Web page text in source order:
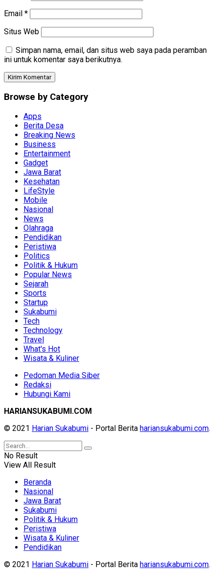
Email *
Situs Web
Simpan nama, email, dan situs web saya pada peramban
ini untuk komentar saya berikutnya.
Browse by Category
Apps
Berita Desa
Breaking News
Business
Entertainment
Gadget
Jawa Barat
Kesehatan
LifeStyle
Mobile
Nasional
News
Olahraga
Pendidikan
Peristiwa
Politics
Politik & Hukum
Popular News
Sejarah
Sports
Startup
Sukabumi
Tech
Technology
Travel
What's Hot
Wisata & Kuliner
Pedoman Media Siber
Redaksi
Hubungi Kami
HARIANSUKABUMI.COM
© 2021 Harian Sukabumi - Portal Berita hariansukabumi.com.
No Result
View All Result
Beranda
Nasional
Jawa Barat
Sukabumi
Politik & Hukum
Peristiwa
Wisata & Kuliner
Pendidikan
© 2021 Harian Sukabumi - Portal Berita hariansukabumi.com.